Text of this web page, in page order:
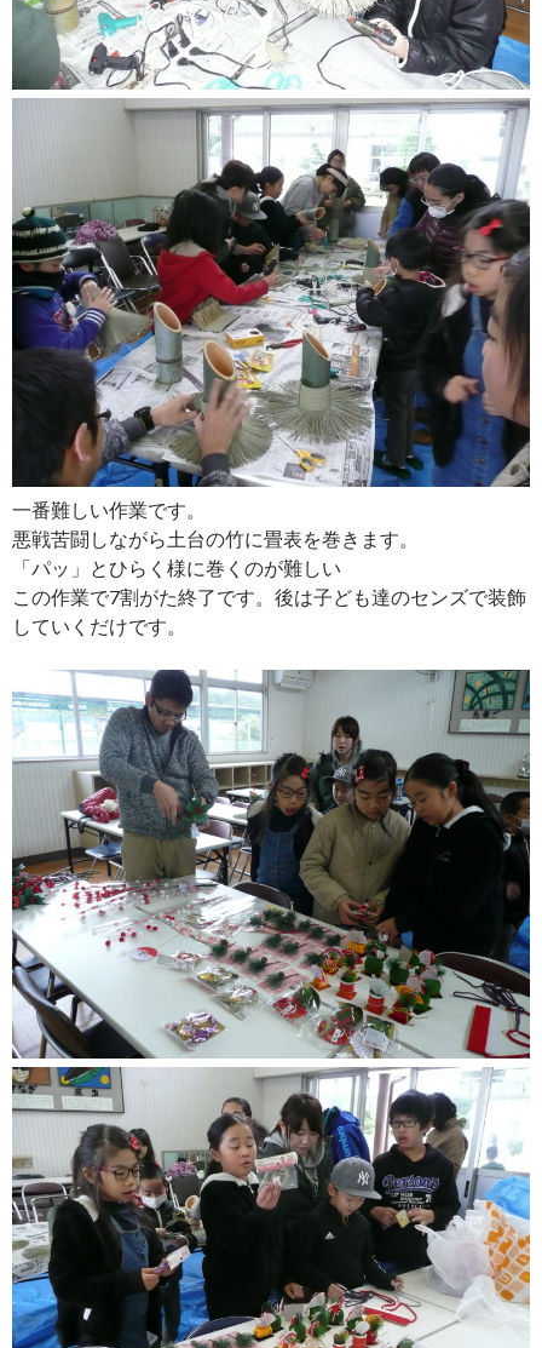
一番難しい作業です。
悪戦苦闘しながら土台の竹に畳表を巻きます。
「パッ」とひらく様に巻くのが難しい
この作業で7割がた終了です。後は子ども達のセンズで装飾
していくだけです。